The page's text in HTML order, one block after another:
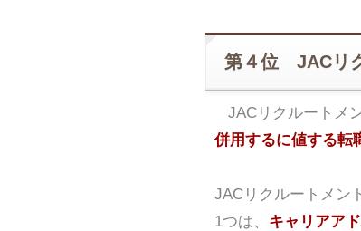
第４位 JACリ
JACリクルートメ
併用するに値する転
JACリクルートメン
1つは、 キャリアア